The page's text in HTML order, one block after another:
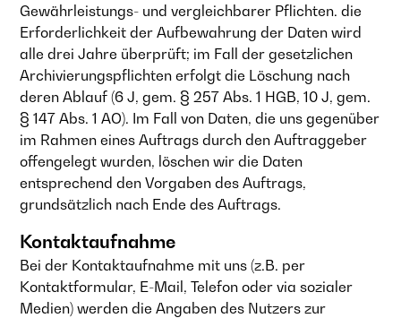
Gewährleistungs- und vergleichbarer Pflichten. die
Erforderlichkeit der Aufbewahrung der Daten wird
alle drei Jahre überprüft; im Fall der gesetzlichen
Archivierungspflichten erfolgt die Löschung nach
deren Ablauf (6 J, gem. § 257 Abs. 1 HGB, 10 J, gem.
§ 147 Abs. 1 AO). Im Fall von Daten, die uns gegenüber
im Rahmen eines Auftrags durch den Auftraggeber
offengelegt wurden, löschen wir die Daten
entsprechend den Vorgaben des Auftrags,
grundsätzlich nach Ende des Auftrags.
Kontaktaufnahme
Bei der Kontaktaufnahme mit uns (z.B. per
Kontaktformular, E-Mail, Telefon oder via sozialer
Medien) werden die Angaben des Nutzers zur